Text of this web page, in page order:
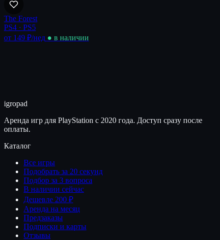
The Forest
PS4 · PS5
от 149 ₽/нед ● в наличии
igropad
Аренда игр для PlayStation с 2020 года. Доступ сразу после
оплаты.
Каталог
Все игры
Подобрать за 20 секунд
Подбор за 3 вопроса
В наличии сейчас
Дешевле 200 ₽
Аренда на месяц
Предзаказы
Подписки и карты
Отзывы